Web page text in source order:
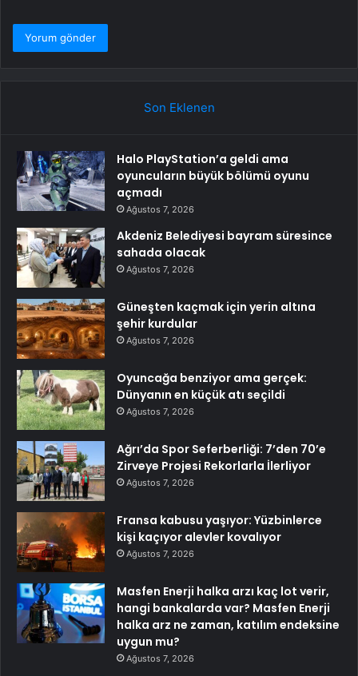
Son Eklenen
Halo PlayStation’a geldi ama
oyuncuların büyük bölümü oyunu
açmadı
Ağustos 7, 2026
Akdeniz Belediyesi bayram süresince
sahada olacak
Ağustos 7, 2026
Güneşten kaçmak için yerin altına
şehir kurdular
Ağustos 7, 2026
Oyuncağa benziyor ama gerçek:
Dünyanın en küçük atı seçildi
Ağustos 7, 2026
Ağrı’da Spor Seferberliği: 7’den 70’e
Zirveye Projesi Rekorlarla İlerliyor
Ağustos 7, 2026
Fransa kabusu yaşıyor: Yüzbinlerce
kişi kaçıyor alevler kovalıyor
Ağustos 7, 2026
Masfen Enerji halka arzı kaç lot verir,
hangi bankalarda var? Masfen Enerji
halka arz ne zaman, katılım endeksine
uygun mu?
Ağustos 7, 2026